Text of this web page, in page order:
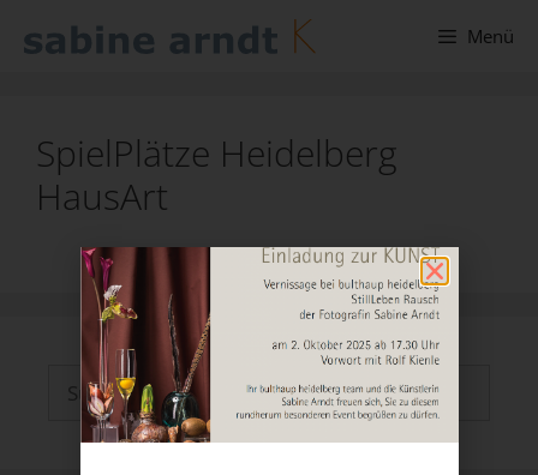
Menü
SpielPlätze Heidelberg
HausArt